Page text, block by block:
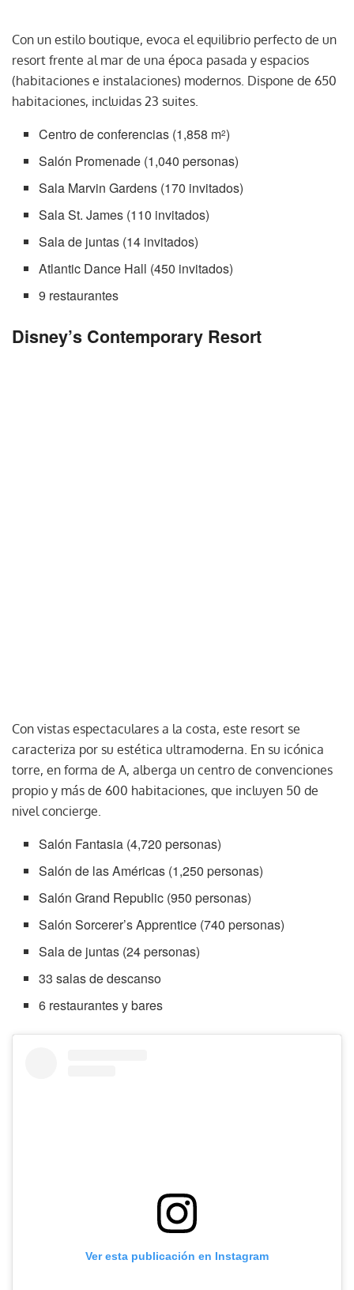
Con un estilo boutique, evoca el equilibrio perfecto de un
resort frente al mar de una época pasada y espacios
(habitaciones e instalaciones) modernos. Dispone de 650
habitaciones, incluidas 23 suites.
Centro de conferencias (1,858 m2)
Salón Promenade (1,040 personas)
Sala Marvin Gardens (170 invitados)
Sala St. James (110 invitados)
Sala de juntas (14 invitados)
Atlantic Dance Hall (450 invitados)
9 restaurantes
Disney’s Contemporary Resort
Con vistas espectaculares a la costa, este resort se
caracteriza por su estética ultramoderna. En su icónica
torre, en forma de A, alberga un centro de convenciones
propio y más de 600 habitaciones, que incluyen 50 de
nivel concierge.
Salón Fantasia (4,720 personas)
Salón de las Américas (1,250 personas)
Salón Grand Republic (950 personas)
Salón Sorcerer’s Apprentice (740 personas)
Sala de juntas (24 personas)
33 salas de descanso
6 restaurantes y bares
Ver esta publicación en Instagram